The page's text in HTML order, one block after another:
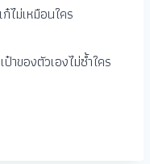
ไม่เหมือนใคร
าของตัวเองไม่ซ้ำใคร